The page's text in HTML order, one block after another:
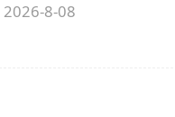
2026-8-08